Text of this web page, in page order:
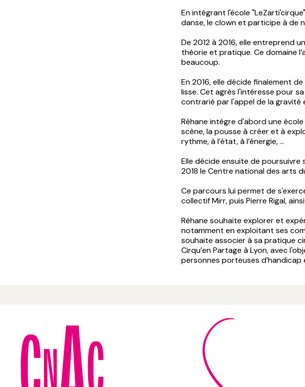
En intégrant l'école
danse, le clown et participe à de
De 2012 à 2016, elle entreprend
théorie et pratique. Ce domaine
beaucoup.
En 2016, elle décide finalement
lisse. Cet agrès l'intéresse pour
contrarié par l'appel de la gravité
Réhane intègre d'abord une
scène, la pousse à créer et à
rythme, à l’état, à l’énergie, …
Elle décide ensuite de
2018 le Centre national des arts
Ce parcours lui permet de
collectif Mirr, puis Pierre Rigal,
Réhane souhaite explorer et
notamment en exploitant ses
souhaite associer à sa pratique
Cirqu’en Partage à Lyon, avec
personnes porteuses